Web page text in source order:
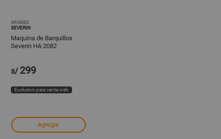
GROMEX
SEVERIN
Maquina de Barquillos
Severin HA 2082
s/ 299
Exclusivo para venta web
Agregar